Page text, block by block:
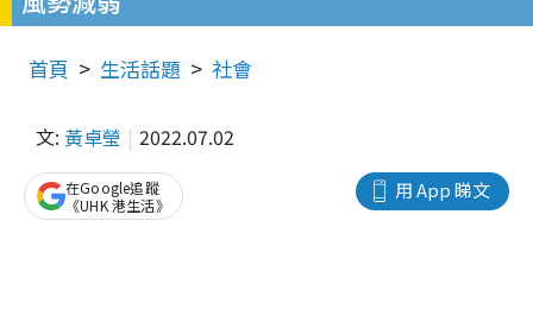
首頁 生活話題 社會
文: 黃卓瑩 2022.07.02
用 App 睇文
在Google追蹤
《UHK 港生活》